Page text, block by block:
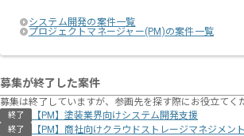
システム開発の案件一覧
プロジェクトマネージャー(PM)の案件一覧
募集が終了した案件
募集は終了していますが、参画先を探す際にお役立てく
終了 【PM】塗装業界向けシステム開発支援
終了 【PM】商社向けクラウドストレージマネジメント